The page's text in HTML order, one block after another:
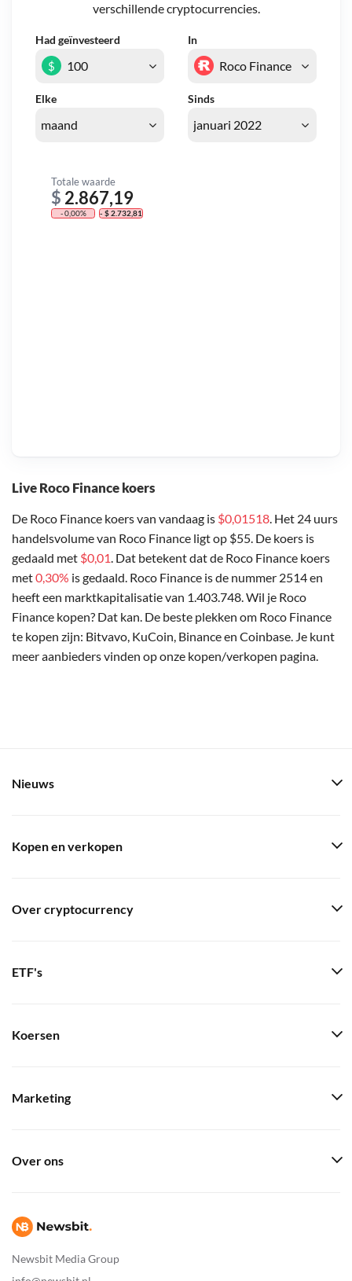
Live Roco Finance koers
De Roco Finance koers van vandaag is $0,01518. Het 24 uurs
handelsvolume van Roco Finance ligt op $55. De koers is
gedaald met $0,01. Dat betekent dat de Roco Finance koers
met0,30% is gedaald. Roco Finance is de nummer 2514 en
heeft een marktkapitalisatie van 1.403.748. Wil je Roco
Finance kopen? Dat kan. De beste plekken om Roco Finance
te kopen zijn: Bitvavo, KuCoin, Binance en Coinbase. Je kunt
meer aanbieders vinden op onze kopen/verkopen pagina.
verschillende cryptocurrencies.
Had geïnvesteerd In
Elke Sinds
$
Totale waarde
$ 2.867,19
- 0,00% - $ 2.732,81
Newsbit Media Group
Nieuws
Kopen en verkopen
Over cryptocurrency
ETF's
Koersen
Marketing
Over ons